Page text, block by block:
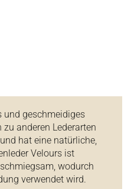
und geschmeidiges
zu anderen Lederarten
hat eine natürliche,
Velours ist
wodurch
verwendet wird.